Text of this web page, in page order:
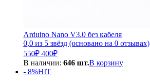
Arduino Nano V3.0 без кабеля
0,0 из 5 звёзд (основано на 0 отзывах)
550₽ Первоначальная
цена
составляла
400₽Текущая
цена:
В наличии: 646 шт.В корзину
- 8%HIT